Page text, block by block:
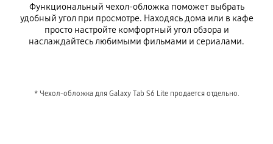
Функциональный чехол-обложка поможет выбрать
удобный угол при просмотре. Находясь дома или в кафе
просто настройте комфортный угол обзора и
наслаждайтесь любимыми фильмами и сериалами.
* Чехол-обложка для Galaxy Tab S6 Lite продается отдельно.